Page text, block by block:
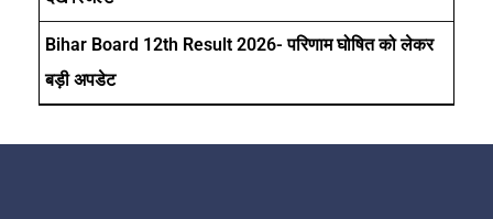
Bihar Board 12th Result 2026- परिणाम घोषित को लेकर
बड़ी अपडेट